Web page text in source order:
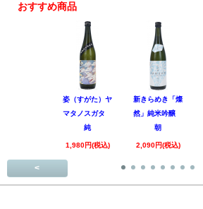
おすすめ商品
姿（すがた）ヤ
マタノスガタ
純
1,980円(税込)
新きらめき「燦
然」純米吟醸
朝
2,090円(税込)
<